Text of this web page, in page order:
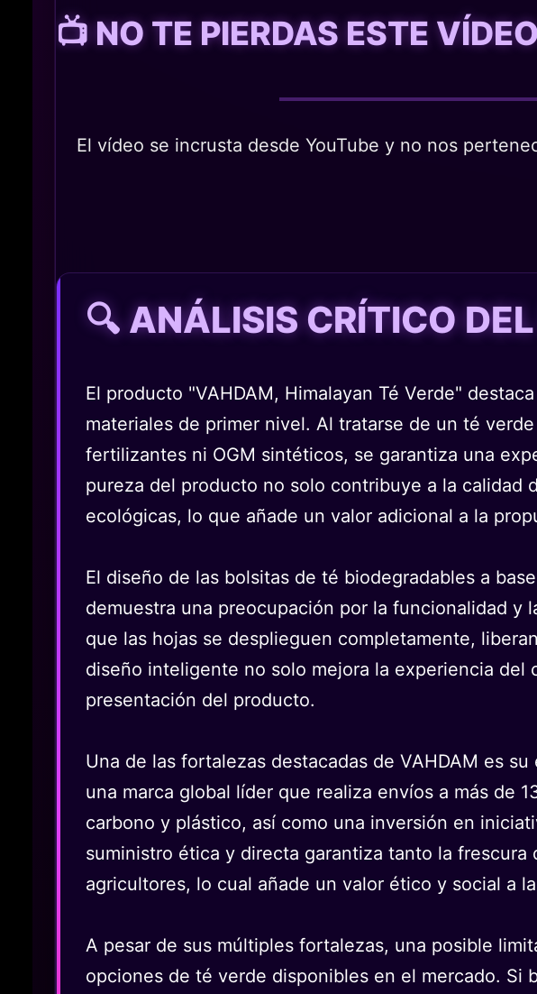
📺 NO TE PIERDAS ESTE
El vídeo se incrusta desde YouTube y no nos
🔍 ANÁLISIS CRÍTICO
El producto "VAHDAM, Himalayan Té Verde"
materiales de primer nivel. Al tratarse de un té
fertilizantes ni OGM sintéticos, se garantiza una
pureza del producto no solo contribuye a la calidad
ecológicas, lo que añade un valor adicional a la
El diseño de las bolsitas de té biodegradables a
demuestra una preocupación por la funcionalidad y
que las hojas se desplieguen completamente,
diseño inteligente no solo mejora la experiencia
presentación del producto.
Una de las fortalezas destacadas de VAHDAM es
una marca global líder que realiza envíos a más de
carbono y plástico, así como una inversión en
suministro ética y directa garantiza tanto la
agricultores, lo cual añade un valor ético y social a
A pesar de sus múltiples fortalezas, una posible
opciones de té verde disponibles en el mercado. Si